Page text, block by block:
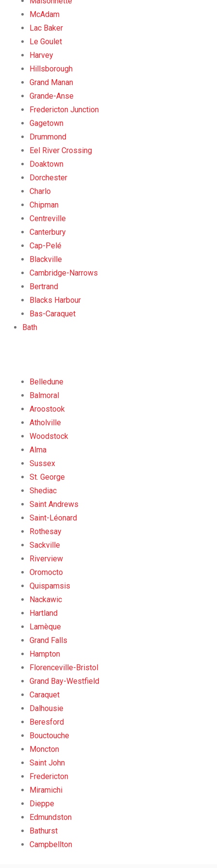
McAdam
Lac Baker
Le Goulet
Harvey
Hillsborough
Grand Manan
Grande-Anse
Fredericton Junction
Gagetown
Drummond
Eel River Crossing
Doaktown
Dorchester
Charlo
Chipman
Centreville
Canterbury
Cap-Pelé
Blackville
Cambridge-Narrows
Bertrand
Blacks Harbour
Bas-Caraquet
Bath
Belledune
Balmoral
Aroostook
Atholville
Woodstock
Alma
Sussex
St. George
Shediac
Saint Andrews
Saint-Léonard
Rothesay
Sackville
Riverview
Oromocto
Quispamsis
Nackawic
Hartland
Lamèque
Grand Falls
Hampton
Florenceville-Bristol
Grand Bay-Westfield
Caraquet
Dalhousie
Beresford
Bouctouche
Moncton
Saint John
Fredericton
Miramichi
Dieppe
Edmundston
Bathurst
Campbellton